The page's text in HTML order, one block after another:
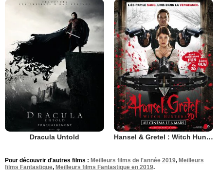
Dracula Untold Hansel & Gretel : Witch Hunters
Pour découvrir d'autres films : Meilleurs films de l'année 2019, Meilleurs
films Fantastique, Meilleurs films Fantastique en 2019.